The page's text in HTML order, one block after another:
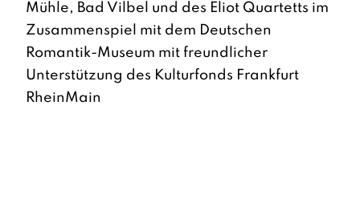
Mühle, Bad Vilbel und des Eliot Quartetts im
Zusammenspiel mit dem Deutschen
Romantik-Museum mit freundlicher
Unterstützung des Kulturfonds Frankfurt
RheinMain